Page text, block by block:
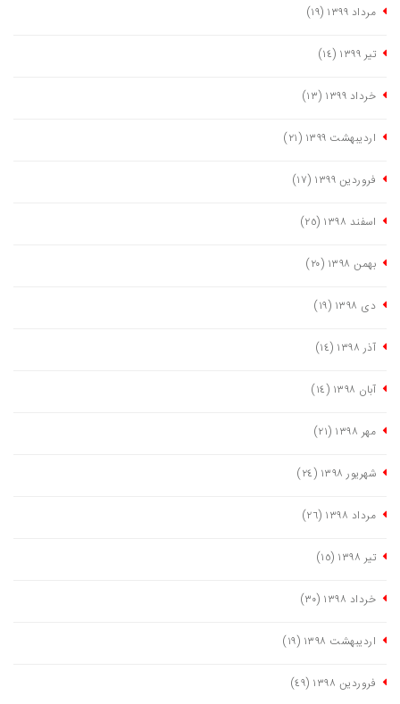
مرداد ١٣٩٩ (١٩)
تیر ١٣٩٩ (١٤)
خرداد ١٣٩٩ (١٣)
اردیبهشت ١٣٩٩ (٢١)
فروردین ١٣٩٩ (١٧)
اسفند ١٣٩٨ (٢٥)
بهمن ١٣٩٨ (٢٠)
دی ١٣٩٨ (١٩)
آذر ١٣٩٨ (١٤)
آبان ١٣٩٨ (١٤)
مهر ١٣٩٨ (٢١)
شهریور ١٣٩٨ (٢٤)
مرداد ١٣٩٨ (٢٦)
تیر ١٣٩٨ (١٥)
خرداد ١٣٩٨ (٣٠)
اردیبهشت ١٣٩٨ (١٩)
فروردین ١٣٩٨ (٤٩)